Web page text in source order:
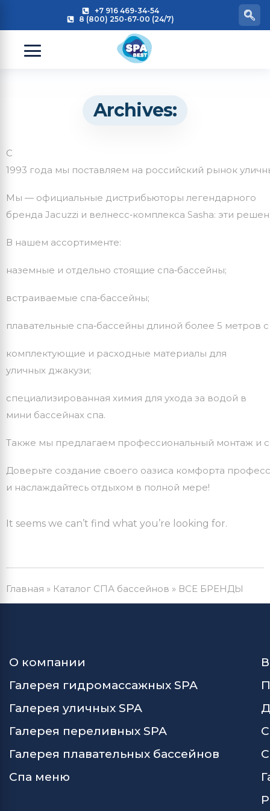
+7 916 469-34-54
8 (800) 250-67-00 (24/7)
Archives:
С
1993 года мы поставляем на российский рынок
Мы — официальные дистрибьюторы легендарного
бренда Jacuzzi и велнесс‑комплекса Sasha: эти
В нашем ассортименте:
наземные и отдельно стоящие спа‑бассейны;
встраиваемые спа‑бассейны;
плавательные спа‑бассейны длиной более 5 метров с
комплектующие и расходные материалы для
уличных джакузи;
специализированная химия для ухода за водой в
мини бассейнах спа.
Также мы предлагаем профессиональный монтаж и
Доверьте создание своего оазиса комфорта
и наслаждайтесь отдыхом в полной мере!
It seems we can’t find what you’re looking for.
Главная » Каталог СПА бассейнов » ВСЕ БРЕНДЫ
О компании
Галерея гидромассажных SPA
Галерея уличных SPA
Галерея переливных SPA
Галерея плавательных бассейнов
Спа меню